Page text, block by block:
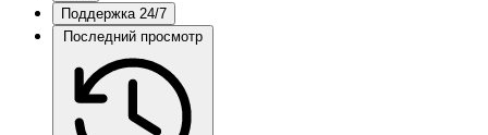
Поддержка 24/7
Последний просмотр